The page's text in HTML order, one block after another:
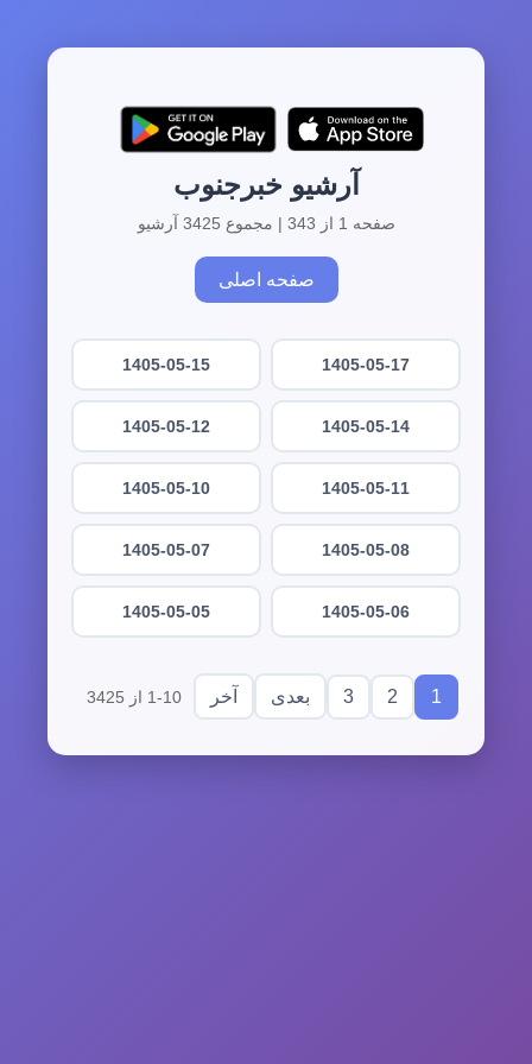
آرشیو خبرجنوب
صفحه 1 از 343 | مجموع 3425 آرشیو
صفحه اصلی
1405-05-17
1405-05-15
1405-05-14
1405-05-12
1405-05-11
1405-05-10
1405-05-08
1405-05-07
1405-05-06
1405-05-05
1
2
3 بعدی آخر 1-10 از 3425